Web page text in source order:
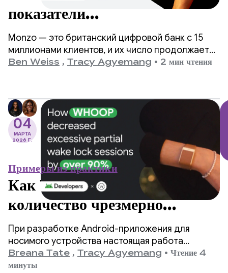
показатели
производительности до 35%
благодаря простому
обновлению до R8.
Monzo — это британский цифровой банк с 15
миллионами клиентов, и их число продолжает
расти. По мере масштабирования приложения
для улучшения, но опасалась, что это потребует
значительных изменений в коде.
Ben Weiss , Tracy Agyemang • 2 мин чтения
04
МАРТА
2026 Г.
Примеры из практики
Как WHOOP сократил
количество чрезмерно
частичных сеансов
блокировки экрана более чем
на 90%.
При разработке Android-приложения для
носимого устройства настоящая работа
начинается, когда экран выключается.
Breana Tate , Tracy Agyemang • Чтение 4
минуты